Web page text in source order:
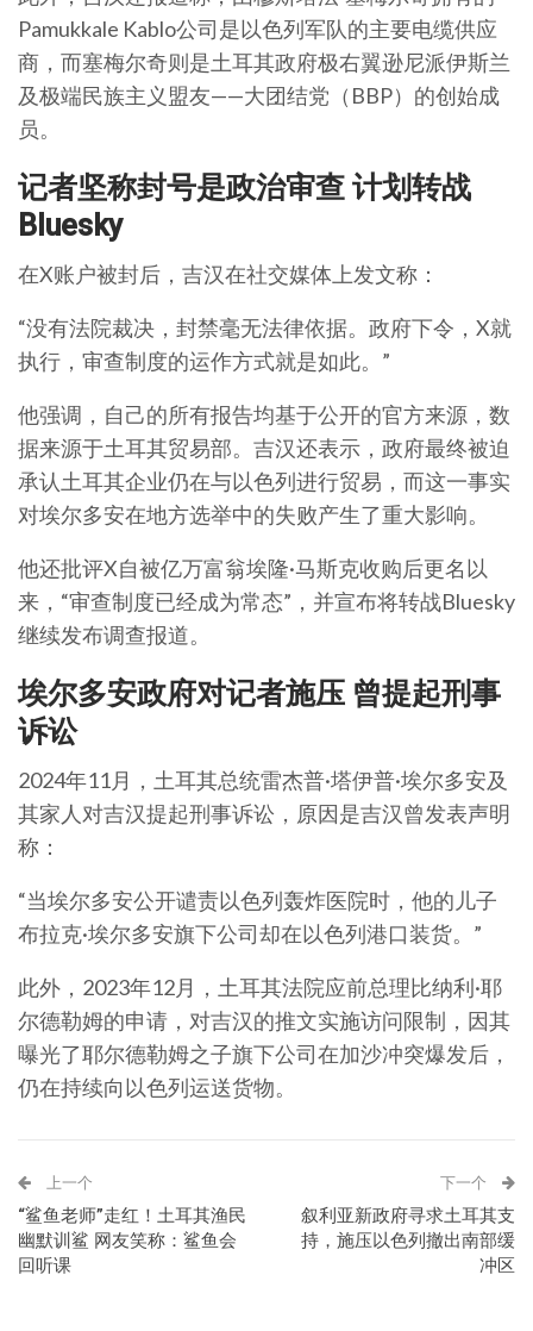
Pamukkale Kablo公司是以色列军队的主要电缆供应
商，而塞梅尔奇则是土耳其政府极右翼逊尼派伊斯兰
及极端民族主义盟友——大团结党（BBP）的创始成
员。
记者坚称封号是政治审查 计划转战
Bluesky
在X账户被封后，吉汉在社交媒体上发文称：
“没有法院裁决，封禁毫无法律依据。政府下令，X就
执行，审查制度的运作方式就是如此。”
他强调，自己的所有报告均基于公开的官方来源，数
据来源于土耳其贸易部。吉汉还表示，政府最终被迫
承认土耳其企业仍在与以色列进行贸易，而这一事实
对埃尔多安在地方选举中的失败产生了重大影响。
他还批评X自被亿万富翁埃隆·马斯克收购后更名以
来，“审查制度已经成为常态”，并宣布将转战Bluesky
继续发布调查报道。
埃尔多安政府对记者施压 曾提起刑事
诉讼
2024年11月，土耳其总统雷杰普·塔伊普·埃尔多安及
其家人对吉汉提起刑事诉讼，原因是吉汉曾发表声明
称：
“当埃尔多安公开谴责以色列轰炸医院时，他的儿子
布拉克·埃尔多安旗下公司却在以色列港口装货。”
此外，2023年12月，土耳其法院应前总理比纳利·耶
尔德勒姆的申请，对吉汉的推文实施访问限制，因其
曝光了耶尔德勒姆之子旗下公司在加沙冲突爆发后，
仍在持续向以色列运送货物。
上一个
“鲨鱼老师”走红！土耳其渔民
幽默训鲨 网友笑称：鲨鱼会
回听课
下一个
叙利亚新政府寻求土耳其支
持，施压以色列撤出南部缓
冲区